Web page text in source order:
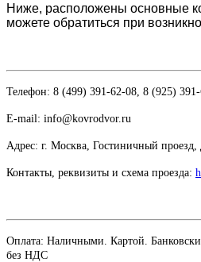
Ниже, расположены основные
можете обратиться при
Телефон: 8 (499) 391-62-08, 8 (925)
E-mail: info@kovrodvor.ru
Адрес: г. Москва, Гостиничный проезд,
Контакты, реквизиты и схема проезда:
Оплата: Наличными. Картой.
без НДС